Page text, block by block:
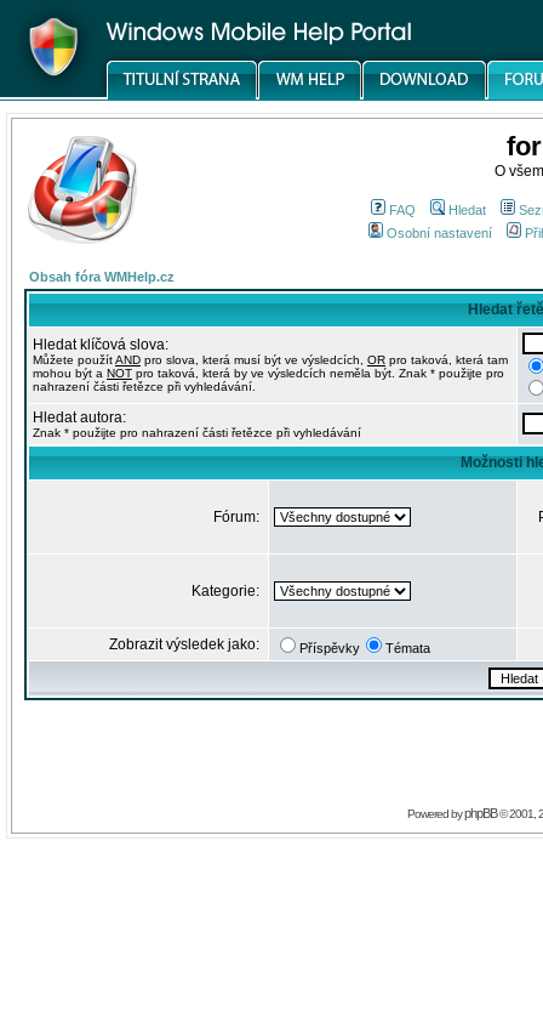
O
FAQ Hledat
Osobní nastavení
Obsah fóra WMHelp.cz
Hledat
Hledat klíčová slova:
Můžete použítAND pro slova, která musí být ve výsledcích, OR pro taková, která tam
mohou být a NOT pro taková, která by ve výsledcích neměla být. Znak * použijte pro
nahrazení části řetězce při vyhledávání.
Hledat autora:
Znak * použijte pro nahrazení části řetězce při vyhledávání
Možnosti
Fórum:
Kategorie:
Zobrazit výsledek jako: Příspěvky Témata
Powered byphpBB© 2001,